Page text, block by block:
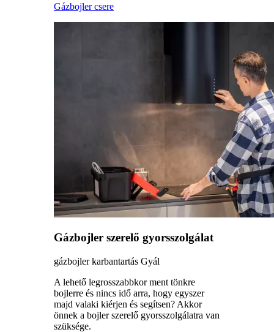
Gázbojler csere
Gázbojler szerelő gyorsszolgálat
gázbojler karbantartás Gyál
A lehető legrosszabbkor ment tönkre
bojlerre és nincs idő arra, hogy egyszer
majd valaki kiérjen és segítsen? Akkor
önnek a bojler szerelő gyorsszolgálatra van
szüksége.